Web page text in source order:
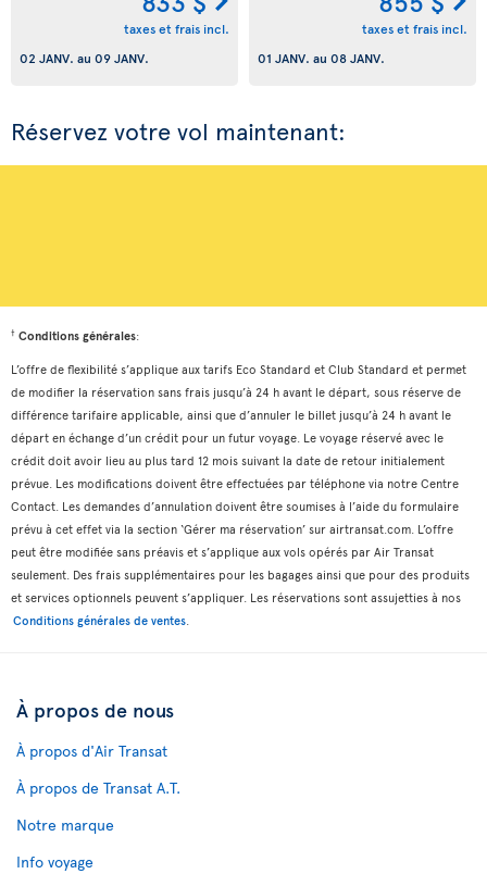
taxes et frais incl.
02 JANV. au 09 JANV.
taxes et frais incl.
01 JANV. au 08 JANV.
Réservez votre vol maintenant:
† Conditions générales:
L’offre de flexibilité s’applique aux tarifs Eco Standard et Club Standard et permet
de modifier la réservation sans frais jusqu’à 24 h avant le départ, sous réserve de
différence tarifaire applicable, ainsi que d’annuler le billet jusqu’à 24 h avant le
départ en échange d’un crédit pour un futur voyage. Le voyage réservé avec le
crédit doit avoir lieu au plus tard 12 mois suivant la date de retour initialement
prévue. Les modifications doivent être effectuées par téléphone via notre Centre
Contact. Les demandes d’annulation doivent être soumises à l’aide du formulaire
prévu à cet effet via la section ‘Gérer ma réservation’ sur airtransat.com. L’offre
peut être modifiée sans préavis et s’applique aux vols opérés par Air Transat
seulement. Des frais supplémentaires pour les bagages ainsi que pour des produits
et services optionnels peuvent s’appliquer. Les réservations sont assujetties à nos
Conditions générales de ventes.
À propos de nous
À propos d'Air Transat
À propos de Transat A.T.
Notre marque
Info voyage